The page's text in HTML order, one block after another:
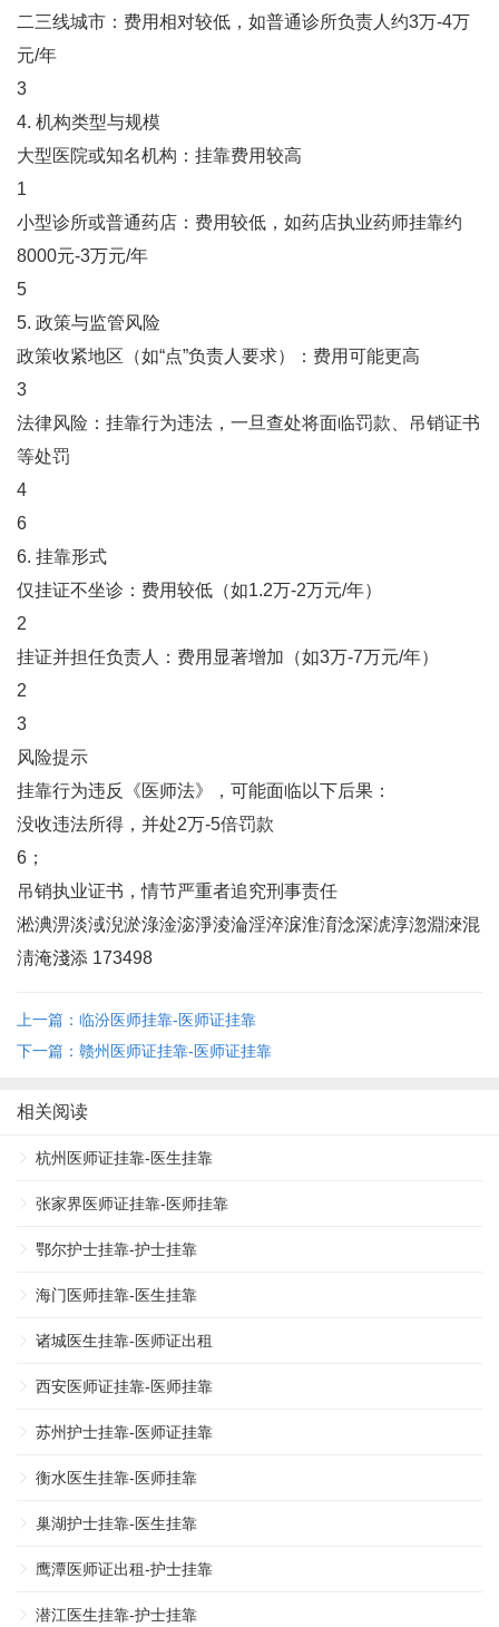
二三线城市：费用相对较低，如普通诊所负责人约3万-4万
元/年‌
3
4. ‌机构类型与规模‌
大型医院或知名机构：挂靠费用较高‌
1
小型诊所或普通药店：费用较低，如药店执业药师挂靠约
8000元-3万元/年‌
5
5. ‌政策与监管风险‌
政策收紧地区（如“点”负责人要求）：费用可能更高‌
3
法律风险：挂靠行为违法，一旦查处将面临罚款、吊销证书
等处罚‌
4
6
6. ‌挂靠形式‌
‌仅挂证不坐诊‌：费用较低（如1.2万-2万元/年）‌
2
‌挂证并担任负责人‌：费用显著增加（如3万-7万元/年）‌
2
3
风险提示
挂靠行为违反《医师法》，可能面临以下后果：
没收违法所得，并处2万-5倍罚款‌
6；
吊销执业证书，情节严重者追究刑事责任‌
淞淟淠淡淢淣淤淥淦淧淨淩淪淫淬淭淮淯淰深淲淳淴淵淶混
淸淹淺添 173498
上一篇：临汾医师挂靠-医师证挂靠
下一篇：赣州医师证挂靠-医师证挂靠
相关阅读
杭州医师证挂靠-医生挂靠
张家界医师证挂靠-医师挂靠
鄂尔护士挂靠-护士挂靠
海门医师挂靠-医生挂靠
诸城医生挂靠-医师证出租
西安医师证挂靠-医师挂靠
苏州护士挂靠-医师证挂靠
衡水医生挂靠-医师挂靠
巢湖护士挂靠-医生挂靠
鹰潭医师证出租-护士挂靠
潜江医生挂靠-护士挂靠